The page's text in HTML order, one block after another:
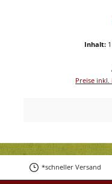
Inhalt:
Preise inkl.
*schneller Versand